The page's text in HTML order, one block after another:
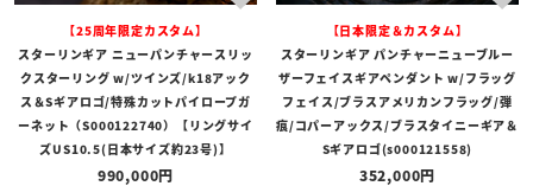
【25周年限定カスタム】
スターリンギア ニューパンチャースリッ
クスターリング w/ツインズ/k18アック
ス＆Sギアロゴ/特殊カットパイロープガ
ーネット（S000122740）【リングサイ
ズUS10.5(日本サイズ約23号)】
990,000
【日本限定＆カスタム】
スターリンギア パンチャーニューブルー
ザーフェイスギアペンダント w/フラッグ
フェイス/ブラスアメリカンフラッグ/弾
痕/コパーアックス/ブラスタイニーギア＆
Sギアロゴ(s000121558)
352,000